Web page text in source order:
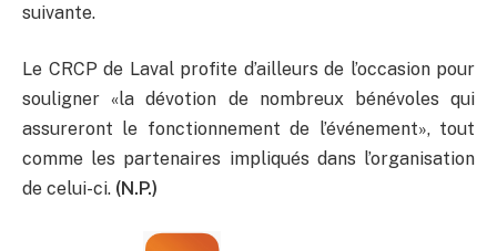
suivante.
Le CRCP de Laval profite d’ailleurs de l’occasion pour
souligner «la dévotion de nombreux bénévoles qui
assureront le fonctionnement de l’événement», tout
comme les partenaires impliqués dans l’organisation
de celui-ci. (N.P.)